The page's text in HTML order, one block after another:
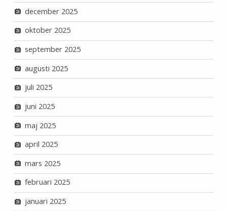
december 2025
oktober 2025
september 2025
augusti 2025
juli 2025
juni 2025
maj 2025
april 2025
mars 2025
februari 2025
januari 2025